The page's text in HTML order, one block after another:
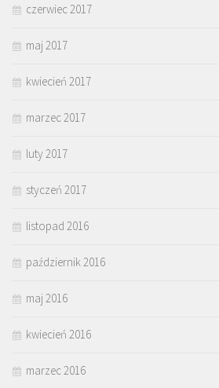
czerwiec 2017
maj 2017
kwiecień 2017
marzec 2017
luty 2017
styczeń 2017
listopad 2016
październik 2016
maj 2016
kwiecień 2016
marzec 2016